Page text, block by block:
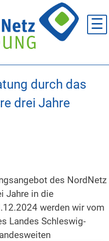
☰
durch das
drei Jahre
des NordNetz
Jahre in die
werden wir vom
Landes Schleswig-